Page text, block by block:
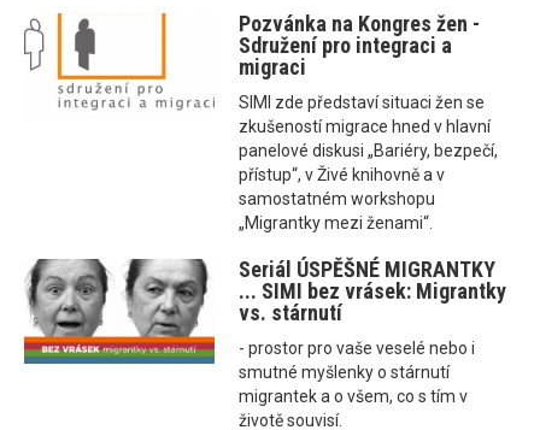
Pozvánka na Kongres žen -
Sdružení pro integraci a
migraci
SIMI zde představí situaci žen se
zkušeností migrace hned v hlavní
panelové diskusi „Bariéry, bezpečí,
přístup“, v Živé knihovně a v
samostatném workshopu
„Migrantky mezi ženami“.
Seriál ÚSPĚŠNÉ MIGRANTKY
... SIMI bez vrásek: Migrantky
vs. stárnutí
- prostor pro vaše veselé nebo i
smutné myšlenky o stárnutí
migrantek a o všem, co s tím v
životě souvisí.